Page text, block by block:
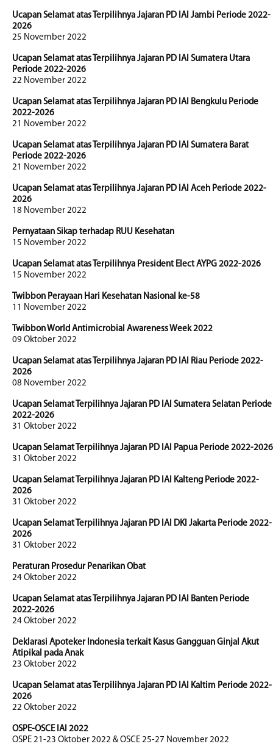
Ucapan Selamat atas Terpilihnya Jajaran PD IAI Jambi Periode 2022-
2026
25 November 2022
Ucapan Selamat atas Terpilihnya Jajaran PD IAI Sumatera Utara
Periode 2022-2026
22 November 2022
Ucapan Selamat atas Terpilihnya Jajaran PD IAI Bengkulu Periode
2022-2026
21 November 2022
Ucapan Selamat atas Terpilihnya Jajaran PD IAI Sumatera Barat
Periode 2022-2026
21 November 2022
Ucapan Selamat atas Terpilihnya Jajaran PD IAI Aceh Periode 2022-
2026
18 November 2022
Pernyataan Sikap terhadap RUU Kesehatan
15 November 2022
Ucapan Selamat atas Terpilihnya President Elect AYPG 2022-2026
15 November 2022
Twibbon Perayaan Hari Kesehatan Nasional ke-58
11 November 2022
Twibbon World Antimicrobial Awareness Week 2022
09 Oktober 2022
Ucapan Selamat atas Terpilihnya Jajaran PD IAI Riau Periode 2022-
2026
08 November 2022
Ucapan Selamat Terpilihnya Jajaran PD IAI Sumatera Selatan Periode
2022-2026
31 Oktober 2022
Ucapan Selamat Terpilihnya Jajaran PD IAI Papua Periode 2022-2026
31 Oktober 2022
Ucapan Selamat Terpilihnya Jajaran PD IAI Kalteng Periode 2022-
2026
31 Oktober 2022
Ucapan Selamat Terpilihnya Jajaran PD IAI DKI Jakarta Periode 2022-
2026
31 Oktober 2022
Peraturan Prosedur Penarikan Obat
24 Oktober 2022
Ucapan Selamat atas Terpilihnya Jajaran PD IAI Banten Periode
2022-2026
24 Oktober 2022
Deklarasi Apoteker Indonesia terkait Kasus Gangguan Ginjal Akut
Atipikal pada Anak
23 Oktober 2022
Ucapan Selamat atas Terpilihnya Jajaran PD IAI Kaltim Periode 2022-
2026
22 Oktober 2022
OSPE-OSCE IAI 2022
OSPE 21-23 Oktober 2022 & OSCE 25-27 November 2022